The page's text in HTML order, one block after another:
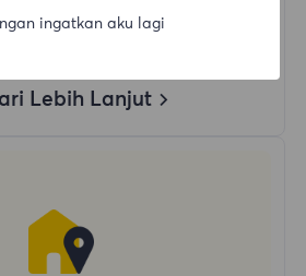
Lebih Lanjut
ingatkan aku lagi